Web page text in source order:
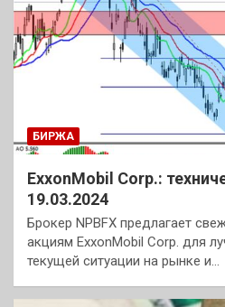
БИРЖА
ExxonMobil Corp.:
19.03.2024
Брокер NPBFX предлагает
акциям ExxonMobil Corp. для
текущей ситуации на рынке и…